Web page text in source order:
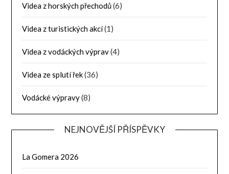
Videa z horských přechodů(6)
Videa z turistických akcí(1)
Videa z vodáckých výprav(4)
Videa ze splutí řek(36)
Vodácké výpravy(8)
NEJNOVĚJŠÍ PŘÍSPĚVKY
La Gomera 2026